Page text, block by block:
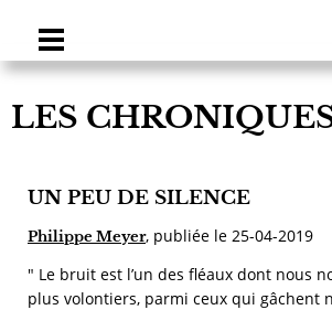
LES
UN PEU DE SILENCE
Philippe Meyer, publiée le 25-04-2019
" Le bruit est l’un des fléaux dont nous
plus volontiers, parmi ceux qui gâchent